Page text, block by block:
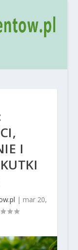
I
| mar 20,